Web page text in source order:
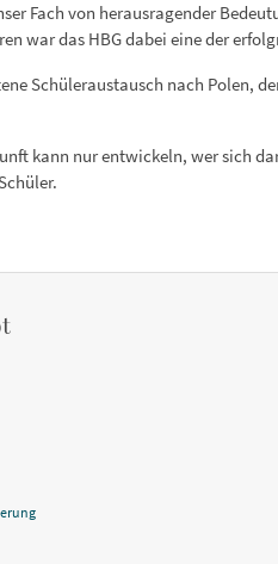
Fach von herausragender
war das HBG dabei eine der
Schüleraustausch nach Polen,
kann nur entwickeln, wer sich